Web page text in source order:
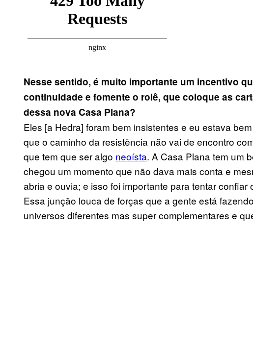
Nesse sentido, é muito importante um incentivo
continuidade e fomente o rolê, que coloque as
dessa nova Casa Plana?
Eles [a Hedra] foram bem insistentes e eu estava
que o caminho da resistência não vai de encontro
que tem que ser algo neoísta. A Casa Plana tem um
chegou um momento que não dava mais conta e
abria e ouvia; e isso foi importante para tentar
Essa junção louca de forças que a gente está
universos diferentes mas super complementares e